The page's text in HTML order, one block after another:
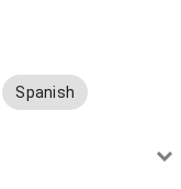
Spanish